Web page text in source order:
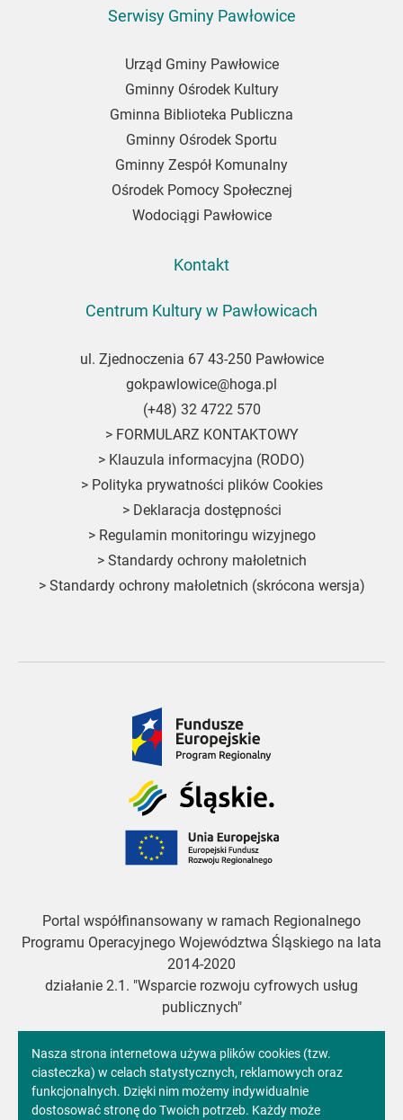
Serwisy Gminy Pawłowice
Urząd Gminy Pawłowice
Gminny Ośrodek Kultury
Gminna Biblioteka Publiczna
Gminny Ośrodek Sportu
Gminny Zespół Komunalny
Ośrodek Pomocy Społecznej
Wodociągi Pawłowice
Kontakt
Centrum Kultury w Pawłowicach
ul. Zjednoczenia 67 43-250 Pawłowice
gokpawlowice@hoga.pl
(+48) 32 4722 570
> FORMULARZ KONTAKTOWY
> Klauzula informacyjna (RODO)
> Polityka prywatności plików Cookies
> Deklaracja dostępności
> Regulamin monitoringu wizyjnego
>Standardy ochrony małoletnich
> Standardy ochrony małoletnich (skrócona wersja)
Fundusze
Europejskie
Śląskie
Unia
Europejska
Portal współfinansowany w ramach Regionalnego
Programu Operacyjnego Województwa Śląskiego na lata
2014-2020
działanie 2.1. "Wsparcie rozwoju cyfrowych usług
publicznych"
Copyright 2024. All rights reserved.
Informacja
o
Nasza strona internetowa używa plików cookies (tzw.
ciasteczka) w celach statystycznych, reklamowych oraz
funkcjonalnych. Dzięki nim możemy indywidualnie
dostosować stronę do Twoich potrzeb. Każdy może